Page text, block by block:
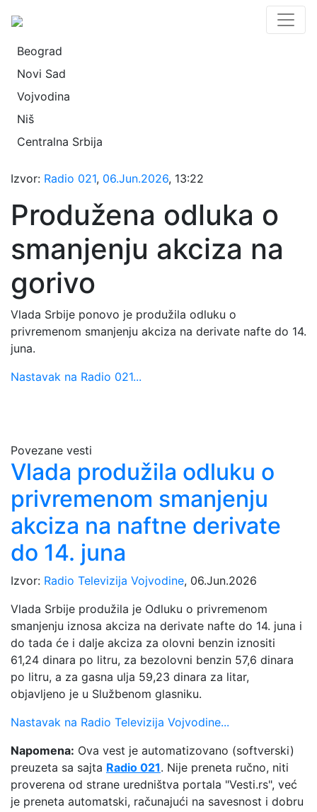
Beograd
Novi Sad
Vojvodina
Niš
Centralna Srbija
Izvor: Radio 021, 06.Jun.2026, 13:22
Produžena odluka o
smanjenju akciza na
gorivo
Vlada Srbije ponovo je produžila odluku o
privremenom smanjenju akciza na derivate nafte do 14.
juna.
Nastavak na Radio 021...
Povezane vesti
Vlada produžila odluku o
privremenom smanjenju
akciza na naftne derivate
do 14. juna
Izvor: Radio Televizija Vojvodine, 06.Jun.2026
Vlada Srbije produžila je Odluku o privremenom
smanjenju iznosa akciza na derivate nafte do 14. juna i
do tada će i dalje akciza za olovni benzin iznositi
61,24 dinara po litru, za bezolovni benzin 57,6 dinara
po litru, a za gasna ulja 59,23 dinara za litar,
objavljeno je u Službenom glasniku.
Nastavak na Radio Televizija Vojvodine...
Napomena: Ova vest je automatizovano (softverski)
preuzeta sa sajta Radio 021. Nije preneta ručno, niti
proverena od strane uredništva portala "Vesti.rs", već
je preneta automatski, računajući na savesnost i dobru